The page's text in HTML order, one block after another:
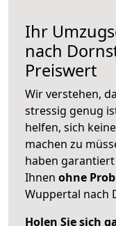
Ihr
nach
Preiswert
Wir verstehen,
stressig genug
helfen, sich
machen zu
haben
Ihnen ohne
Wuppertal nach
Holen Sie sich